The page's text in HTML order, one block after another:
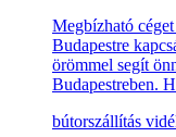
Megbízható
Budapestre
örömmel segít
Budapestreben.
bútorszállítás